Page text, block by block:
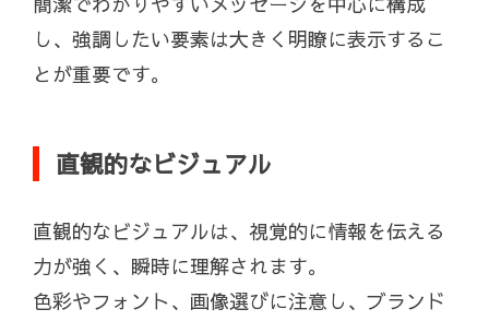
し、強調したい要素は大きく明瞭に表示するこ
とが重要です。
直観的なビジュアル
直観的なビジュアルは、視覚的に情報を伝える
力が強く、瞬時に理解されます。
色彩やフォント、画像選びに注意し、ブランド